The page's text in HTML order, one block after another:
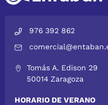
976 392 862
Tomás A. Edison 29
50014 Zaragoza
HORARIO DE VERANO